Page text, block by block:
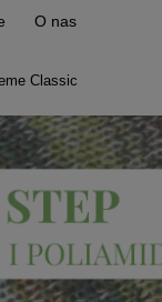
O nas
Classic